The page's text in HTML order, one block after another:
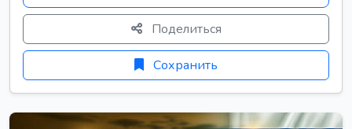
Поделиться
Сохранить